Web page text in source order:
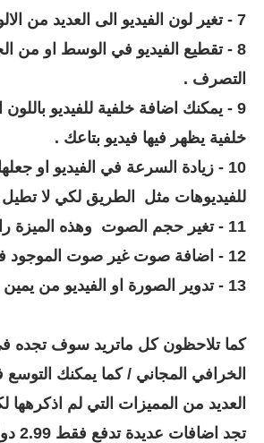
7 - تغير لون الفيديو الى العديد من الالوان السينمائية .
8 - تقطيع الفيديو في الوسط او من
التصرف .
9 - يمكنك اضافة خلفية للفيديو
خلفية يظهر فيها فيديو بتاعك .
10 - زيادة السرعة في الفيديو او
للفيديوهات مثل الطريق لكي لا
11 - تغير حجم الصوت وهذه الميزة رائعة .
12 - اضافة صوت غير صوت الموجود في الفيديو .
13 - تدوير الصورة او الفيديو من يمين الى شمال والعكس .
كما تلاحظون كل ماتريد سوف تجده
الخرافي المجاني / كما يمكنك التوسع
العديد من المميزات التي لم اذكرهها
تجد